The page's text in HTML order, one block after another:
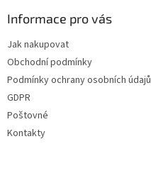
Informace pro vás
Jak nakupovat
Obchodní podmínky
Podmínky ochrany osobních údajů
GDPR
Poštovné
Kontakty